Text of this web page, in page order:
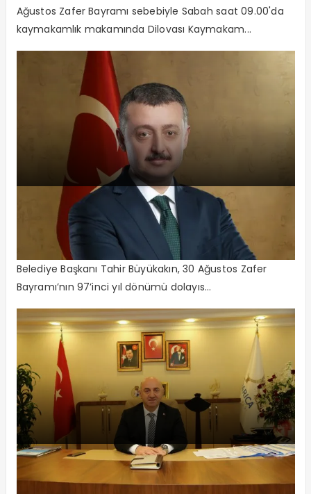
Ağustos Zafer Bayramı sebebiyle Sabah saat 09.00'da
kaymakamlık makamında Dilovası Kaymakam...
“Tüm halkımızın 30 Ağustos Zafer
Bayramı’nı kutluyorum”
Başkan Zafer Bayramını Kutladı Kocaeli Büyükşehir
Belediye Başkanı Tahir Büyükakın, 30 Ağustos Zafer
Bayramı’nın 97’inci yıl dönümü dolayıs...
“Büyük Zafer’i kutlamanın haklı gurur
ve coşkusunu yaşıyoruz”